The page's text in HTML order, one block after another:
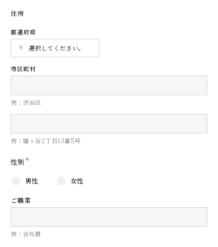
住所
都道府県
市区町村
例：渋谷区
例：幡ヶ谷2丁目13番5号
性別 ※
男性 女性
ご職業
例：会社員